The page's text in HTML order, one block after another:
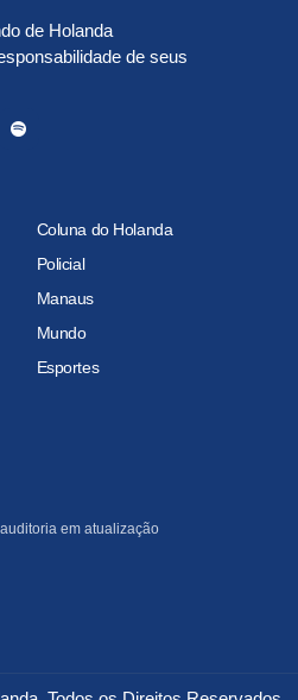
de Holanda
de seus
Coluna do Holanda
Policial
Manaus
Mundo
Esportes
em atualização